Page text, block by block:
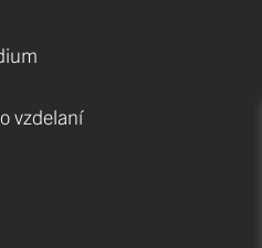
vzdelaní